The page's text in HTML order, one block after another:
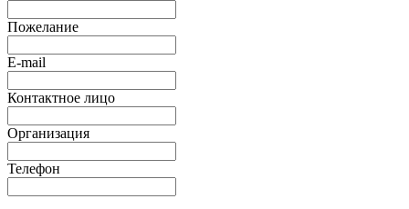
Пожелание
E-mail
Контактное лицо
Организация
Телефон